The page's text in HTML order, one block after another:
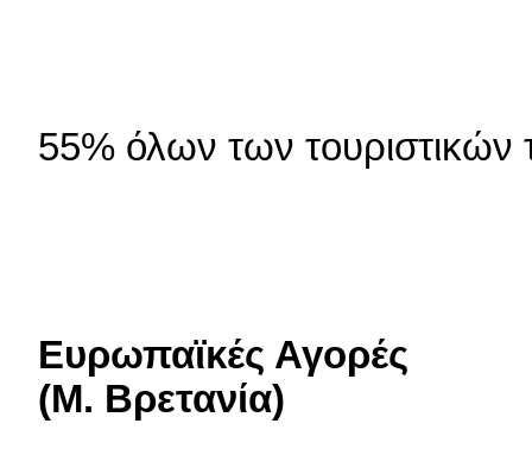
55% όλων των τουριστικών
Ευρωπαϊκές Αγορές
(Μ. Βρετανία)